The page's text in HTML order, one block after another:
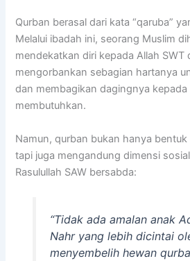
Qurban berasal dari kata “qaruba”
Melalui ibadah ini, seorang Muslim
mendekatkan diri kepada Allah SWT
mengorbankan sebagian hartanya
dan membagikan dagingnya kepada
membutuhkan.
Namun, qurban bukan hanya
tapi juga mengandung dimensi
Rasulullah SAW bersabda:
“Tidak ada amalan anak
Nahr yang lebih dicintai
menyembelih hewan